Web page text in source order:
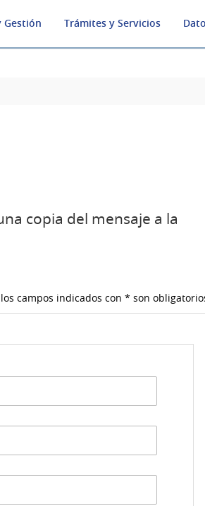
Gestión Trámites y Servicios
copia del mensaje a la
campos indicados con * son